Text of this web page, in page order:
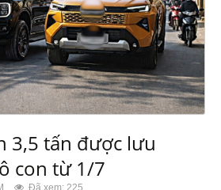
3,5 tấn được lưu
con từ 1/7